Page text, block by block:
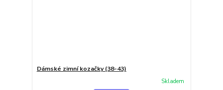
Dámské zimní kozačky (38-43)
Skladem